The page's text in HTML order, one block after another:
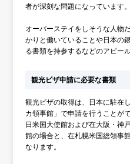
者が深刻な問題になっています。
オーバーステイをしそうな人物
かりと働いていることや日本の
る書類を持参するなどのアピー
観光ビザ申請に必要な書類
観光ビザの取得は、日本に駐在
カ領事館」で申請を行うことが
日米国大使館および在大阪・神
館の場合と、在札幌米国総領事
なります。